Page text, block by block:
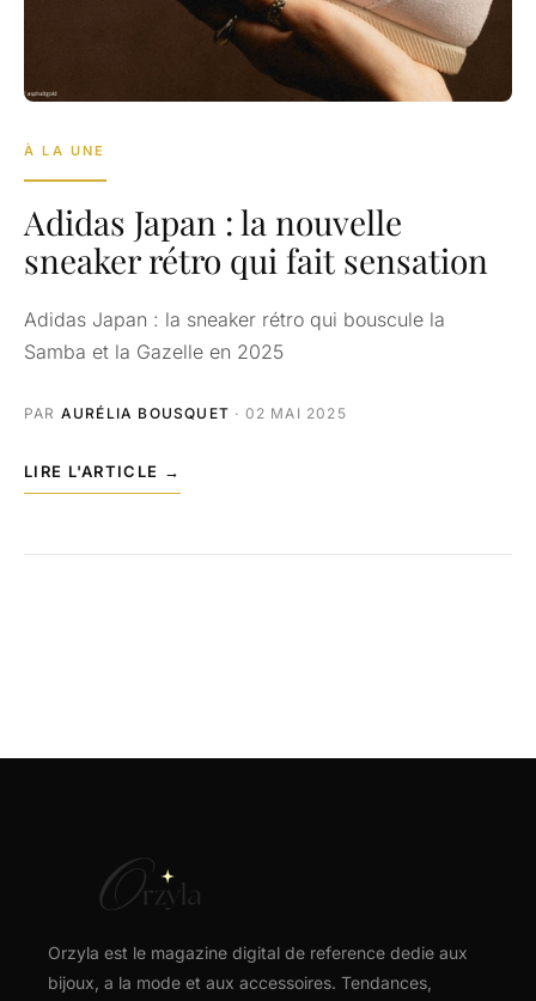
À LA UNE
Adidas Japan : la nouvelle
sneaker rétro qui fait sensation
Adidas Japan : la sneaker rétro qui bouscule la
Samba et la Gazelle en 2025
PAR AURÉLIA BOUSQUET · 02 MAI 2025
LIRE L'ARTICLE →
Orzyla est le magazine digital de reference dedie aux
bijoux, a la mode et aux accessoires. Tendances,